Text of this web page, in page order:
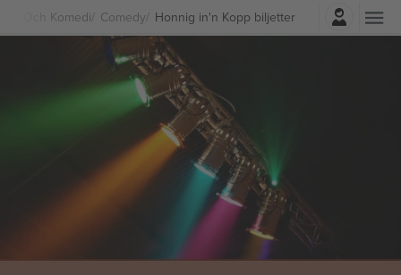
Och Komedi Comedy Honnig in'n Kopp biljetter
Logga in